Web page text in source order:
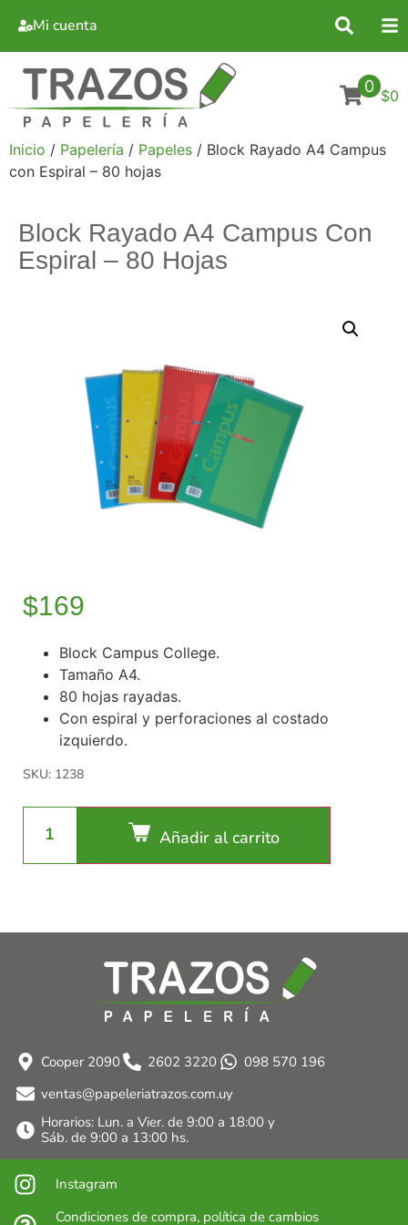
Mi cuenta
0 $0
Inicio / Papelería / Papeles / Block Rayado A4 Campus
con Espiral – 80 hojas
Block Rayado A4 Campus Con
Espiral – 80 Hojas
$169
Block Campus College.
Tamaño A4.
80 hojas rayadas.
Con espiral y perforaciones al costado
izquierdo.
SKU: 1238
Añadir al carrito
Cooper 2090 2602 3220
098 570 196
ventas@papeleriatrazos.com.uy
Horarios: Lun. a Vier. de 9:00 a 18:00 y
Sáb. de 9:00 a 13:00 hs.
Instagram
Condiciones de compra, política de cambios